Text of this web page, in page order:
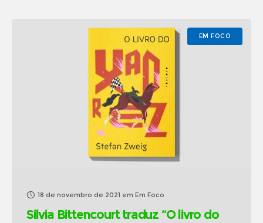
EM FOCO
18 de novembro de 2021 em Em Foco
Silvia Bittencourt traduz “O livro do